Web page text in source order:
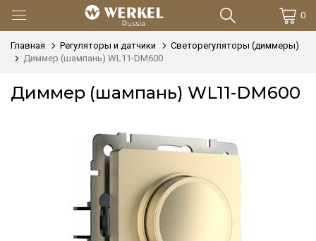
0
Главная Регуляторы и датчики
Светорегуляторы (диммеры)
Диммер (шампань) WL11-DM600
Диммер (шампань) WL11-DM600